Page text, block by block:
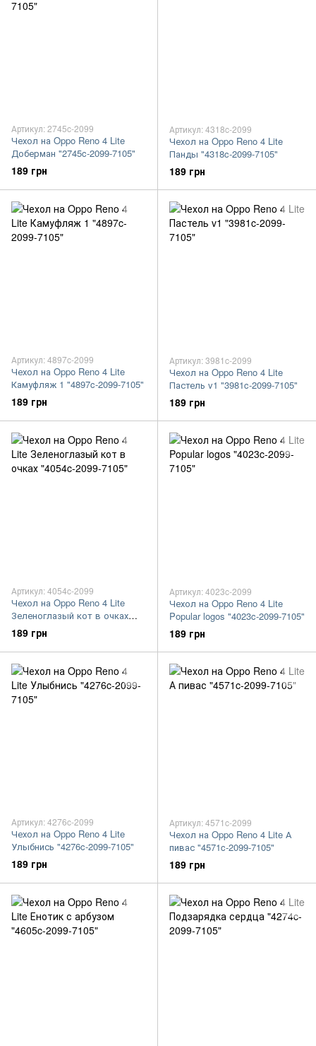
Артикул: 2745c-2099
Чехол на Oppo Reno 4 Lite
Доберман "2745c-2099-7105"
189 грн
Артикул: 4318c-2099
Чехол на Oppo Reno 4 Lite
Панды "4318c-2099-7105"
189 грн
Артикул: 4897c-2099
Чехол на Oppo Reno 4 Lite
Камуфляж 1 "4897c-2099-7105"
189 грн
Артикул: 3981c-2099
Чехол на Oppo Reno 4 Lite
Пастель v1 "3981c-2099-7105"
189 грн
Артикул: 4054c-2099
Чехол на Oppo Reno 4 Lite
Зеленоглазый кот в очках
"4054c-2099-7105"
189 грн
Артикул: 4023c-2099
Чехол на Oppo Reno 4 Lite
Popular logos "4023c-2099-7105"
189 грн
Артикул: 4276c-2099
Чехол на Oppo Reno 4 Lite
Улыбнись "4276c-2099-7105"
189 грн
Артикул: 4571c-2099
Чехол на Oppo Reno 4 Lite А
пивас "4571c-2099-7105"
189 грн